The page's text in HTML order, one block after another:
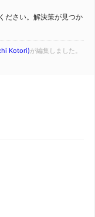
ださい。解決策が見つか
Kotori)が編集しました。